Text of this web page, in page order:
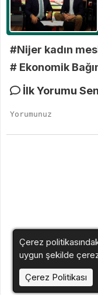
#Nijer kadın
# Ekonomik
İlk Yorumu
Çerez
uygun şekilde
Çerez Politikası